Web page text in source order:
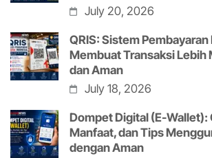
July 20, 2026
QRIS: Sistem
Membuat Transaksi Lebih
dan Aman
July 18, 2026
Dompet Digital (E-Wallet):
Manfaat, dan Tips
dengan Aman